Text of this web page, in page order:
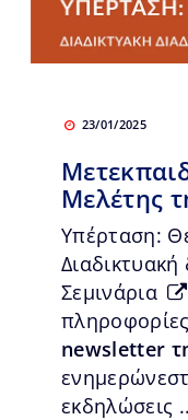
23/01/2025
Μελέτης
Υπέρταση:
Σεμινάρια
newsletter
εκδηλώσεις